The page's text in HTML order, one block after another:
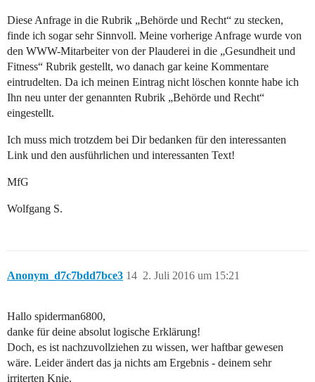
Diese Anfrage in die Rubrik „Behörde und Recht“ zu stecken,
finde ich sogar sehr Sinnvoll. Meine vorherige Anfrage wurde von
den WWW-Mitarbeiter von der Plauderei in die „Gesundheit und
Fitness“ Rubrik gestellt, wo danach gar keine Kommentare
eintrudelten. Da ich meinen Eintrag nicht löschen konnte habe ich
Ihn neu unter der genannten Rubrik „Behörde und Recht“
eingestellt.
Ich muss mich trotzdem bei Dir bedanken für den interessanten
Link und den ausführlichen und interessanten Text!
MfG
Wolfgang S.
Anonym_d7c7bdd7bce3 2. Juli 2016 um 15:21
14
Hallo spiderman6800,
danke für deine absolut logische Erklärung!
Doch, es ist nachzuvollziehen zu wissen, wer haftbar gewesen
wäre. Leider ändert das ja nichts am Ergebnis - deinem sehr
irriterten Knie.